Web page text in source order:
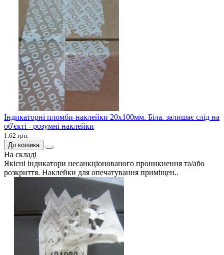
Індикаторні пломби-наклейки 20х100мм. Біла. залишає слід на
об'єкті - розумні наклейки
1.62 грн.
До кошика
На складі
Якісні індикатори несанкціонованого проникнення та/або
розкриття. Наклейки для опечатування приміщен..